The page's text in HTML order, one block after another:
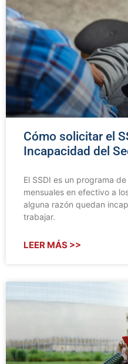
Cómo solicitar el
Incapacidad del
El SSDI es un programa
mensuales en efectivo a
alguna razón quedan
trabajar.
LEER MÁS >>